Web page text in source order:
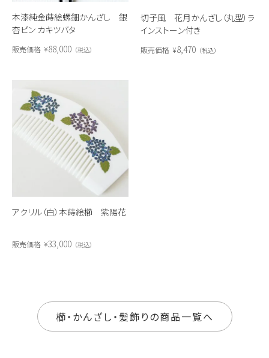
本漆純金蒔絵螺鈿かんざし 銀
杏ピン カキツバタ
販売価格 ¥88,000 税込
切子風 花月かんざし（丸型）ラ
インストーン付き
販売価格 ¥8,470 税込
アクリル（白）本蒔絵櫛 紫陽花
販売価格 ¥33,000 税込
櫛・かんざし・髪飾りの商品一覧へ